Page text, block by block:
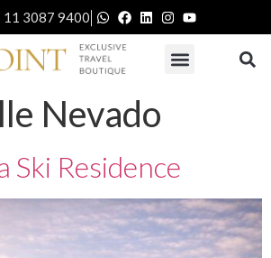
11 3087 9400|
Nevado
Ski Residence